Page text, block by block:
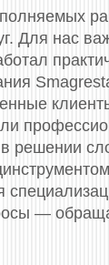
Для нас
решении
—